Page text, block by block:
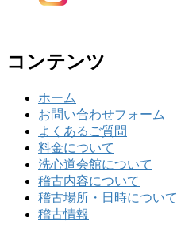
コンテンツ
ホーム
お問い合わせフォーム
よくあるご質問
料金について
洗心道会館について
稽古内容について
稽古場所・日時について
稽古情報